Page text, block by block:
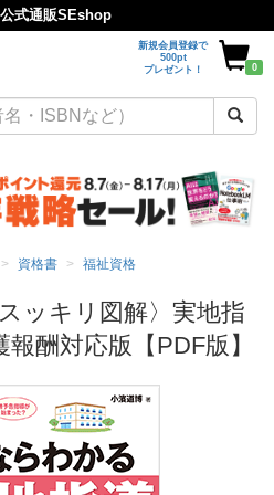
式通販SEshop
新規会員登録で
500pt
プレゼント！
0
資格書 福祉資格
ッキリ図解〉実地指
酬対応版【PDF版】